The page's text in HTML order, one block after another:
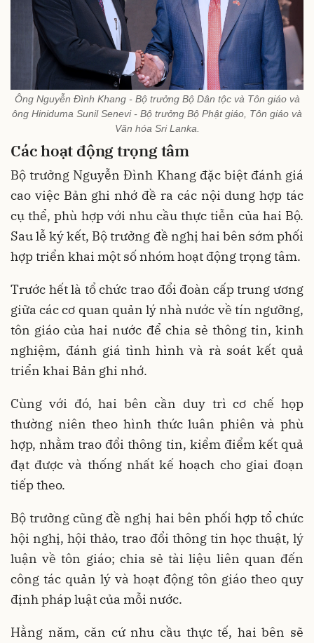
Ông Nguyễn Đình Khang - Bộ trưởng Bộ Dân tộc và Tôn giáo và
ông Hiniduma Sunil Senevi - Bộ trưởng Bộ Phật giáo, Tôn giáo và
Văn hóa Sri Lanka.
Các hoạt động trọng tâm
Bộ trưởng Nguyễn Đình Khang đặc biệt đánh giá
cao việc Bản ghi nhớ đề ra các nội dung hợp tác
cụ thể, phù hợp với nhu cầu thực tiễn của hai Bộ.
Sau lễ ký kết, Bộ trưởng đề nghị hai bên sớm phối
hợp triển khai một số nhóm hoạt động trọng tâm.
Trước hết là tổ chức trao đổi đoàn cấp trung ương
giữa các cơ quan quản lý nhà nước về tín ngưỡng,
tôn giáo của hai nước để chia sẻ thông tin, kinh
nghiệm, đánh giá tình hình và rà soát kết quả
triển khai Bản ghi nhớ.
Cùng với đó, hai bên cần duy trì cơ chế họp
thường niên theo hình thức luân phiên và phù
hợp, nhằm trao đổi thông tin, kiểm điểm kết quả
đạt được và thống nhất kế hoạch cho giai đoạn
tiếp theo.
Bộ trưởng cũng đề nghị hai bên phối hợp tổ chức
hội nghị, hội thảo, trao đổi thông tin học thuật, lý
luận về tôn giáo; chia sẻ tài liệu liên quan đến
công tác quản lý và hoạt động tôn giáo theo quy
định pháp luật của mỗi nước.
Hằng năm, căn cứ nhu cầu thực tế, hai bên sẽ